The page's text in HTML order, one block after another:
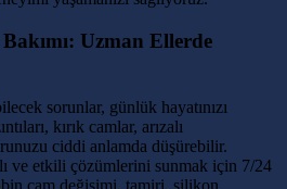
Uzman Ellerde
sorunlar, günlük hayatınızı
kırık camlar, arızalı
ciddi anlamda düşürebilir.
ve etkili çözümlerini sunmak için 7/24
cam değişimi, tamiri, silikon